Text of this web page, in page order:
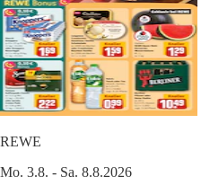
REWE
Mo. 3.8. - Sa. 8.8.2026